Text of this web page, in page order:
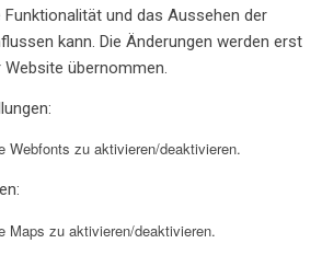
und das Aussehen der
kann. Die Änderungen werden erst
übernommen.
Webfonts zu aktivieren/deaktivieren.
Maps zu aktivieren/deaktivieren.